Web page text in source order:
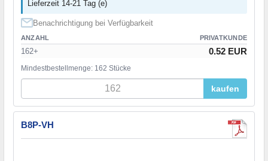
Lieferzeit 14-21 Tag (e)
Benachrichtigung bei Verfügbarkeit
ANZAHL PRIVATKUNDE
162+ 0.52 EUR
Mindestbestellmenge: 162 Stücke
kaufen
B8P-VH